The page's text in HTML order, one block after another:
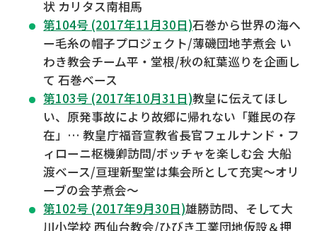
状 カリタス南相馬
第104号 (2017年11月30日)石巻から世界の海へ
ー毛糸の帽子プロジェクト/薄磯団地芋煮会 い
わき教会チーム平・堂根/秋の紅葉巡りを企画し
て 石巻ベース
第103号 (2017年10月31日)教皇に伝えてほし
い、原発事故により故郷に帰れない「難民の存
在」… 教皇庁福音宣教省長官フェルナンド・フ
ィローニ枢機卿訪問/ボッチャを楽しむ会 大船
渡ベース/亘理新聖堂は集会所として充実～オリ
ーブの会芋煮会～
第102号 (2017年9月30日)雄勝訪問、そして大
川小学校 西仙台教会/ひびき工業団地仮設＆押